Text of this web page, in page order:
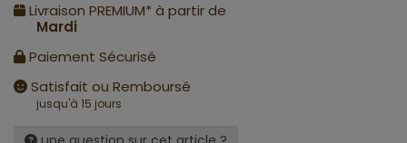
Livraison PREMIUM* à partir de
Mardi
Paiement Sécurisé
Satisfait ou Remboursé
jusqu'à 15 jours